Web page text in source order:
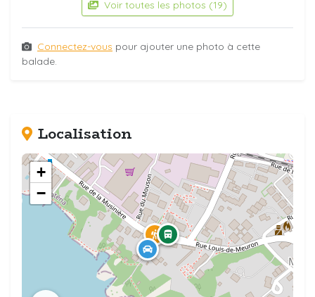
Voir toutes les photos (19)
Connectez-vous pour ajouter une photo à cette
balade.
Localisation
+
−